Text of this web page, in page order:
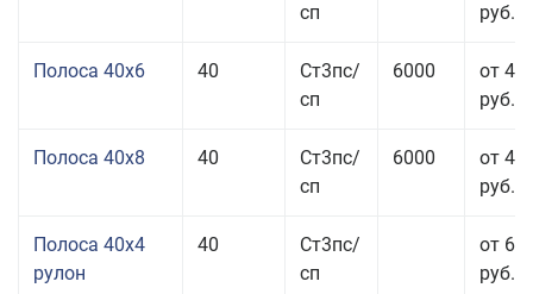
сп
руб.
Полоса 40x6 40
Ст3пс/
сп
6000
от 43
руб.
Полоса 40x8 40
Ст3пс/
сп
6000
от 43
руб.
Полоса 40x4
рулон
40
Ст3пс/
сп
от 69
руб.